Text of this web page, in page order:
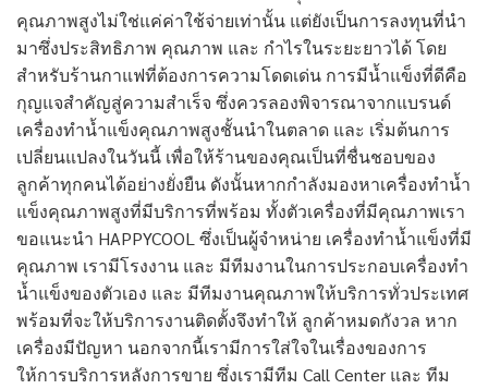
คุณภาพสูงไม่ใช่แค่ค่าใช้จ่ายเท่านั้น แต่ยังเป็นการลงทุนที่นำ
มาซึ่งประสิทธิภาพ คุณภาพ และ กำไรในระยะยาวได้ โดย
สำหรับร้านกาแฟที่ต้องการความโดดเด่น การมีน้ำแข็งที่ดีคือ
กุญแจสำคัญสู่ความสำเร็จ ซึ่งควรลองพิจารณาจากแบรนด์
เครื่องทำน้ำแข็งคุณภาพสูงชั้นนำในตลาด และ เริ่มต้นการ
เปลี่ยนแปลงในวันนี้ เพื่อให้ร้านของคุณเป็นที่ชื่นชอบของ
ลูกค้าทุกคนได้อย่างยั่งยืน ดังนั้นหากกำลังมองหาเครื่องทำน้ำ
แข็งคุณภาพสูงที่มีบริการที่พร้อม ทั้งตัวเครื่องที่มีคุณภาพเรา
ขอแนะนำ HAPPYCOOL ซึ่งเป็นผู้จำหน่าย เครื่องทำน้ำแข็งที่มี
คุณภาพ เรามีโรงงาน และ มีทีมงานในการประกอบเครื่องทำ
น้ำแข็งของตัวเอง และ มีทีมงานคุณภาพให้บริการทั่วประเทศ
พร้อมที่จะให้บริการงานติดตั้งจึงทำให้ ลูกค้าหมดกังวล หาก
เครื่องมีปัญหา นอกจากนี้เรามีการใส่ใจในเรื่องของการ
ให้การบริการหลังการขาย ซึ่งเรามีทีม Call Center และ ทีม